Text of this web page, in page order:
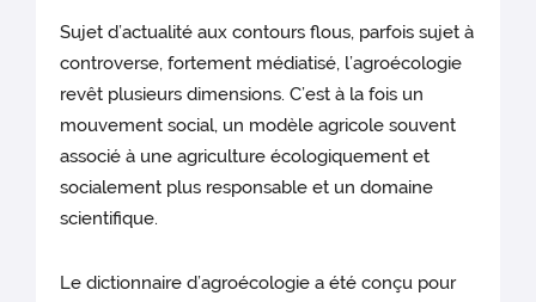
Sujet d’actualité aux contours flous, parfois sujet à
controverse, fortement médiatisé, l’agroécologie
revêt plusieurs dimensions. C’est à la fois un
mouvement social, un modèle agricole souvent
associé à une agriculture écologiquement et
socialement plus responsable et un domaine
scientifique.
Le dictionnaire d’agroécologie a été conçu pour